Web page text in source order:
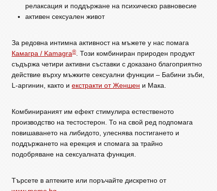
релаксация и поддържане на психическо равновесие
активен сексуален живот
За редовна интимна активност на мъжете у нас помага
Камагра / Kamagra®. Този комбиниран природен продукт
съдържа четири активни съставки с доказано благоприятно
действие върху мъжките сексуални функции – Бабини зъби,
L-аргинин, както и екстракти от Женшен и Мака.
Комбинираният им ефект стимулира естественото
производство на тестостерон. То на свой ред подпомага
повишаването на либидото, улеснява постигането и
поддържането на ерекция и спомага за трайно
подобряване на сексуалната функция.
Търсете в аптеките или поръчайте дискретно от